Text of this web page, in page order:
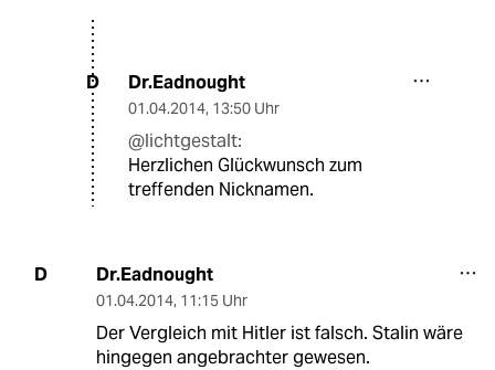
D Dr.Eadnought
01.04.2014, 13:50 Uhr
@lichtgestalt:
Herzlichen Glückwunsch zum
treffenden Nicknamen.
D Dr.Eadnought
01.04.2014, 11:15 Uhr
Der Vergleich mit Hitler ist falsch. Stalin wäre
hingegen angebrachter gewesen.